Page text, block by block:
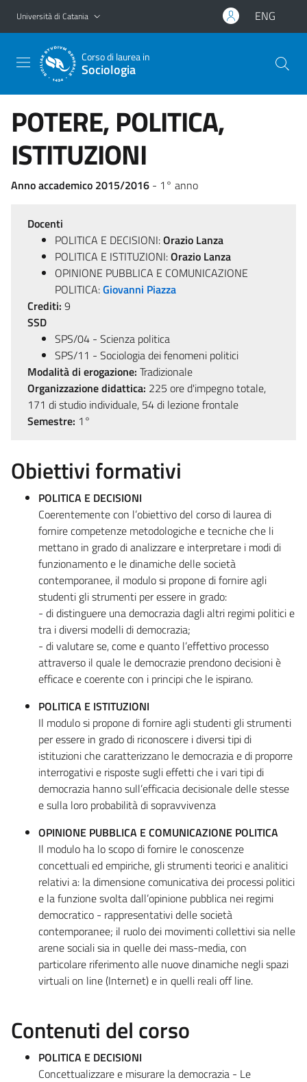
Vai al contenuto principale
Vai al menu di navigazione
Università di Catania ENG
Corso di laurea in
Sociologia
POTERE, POLITICA,
ISTITUZIONI
Anno accademico 2015/2016 - 1° anno
Docenti
POLITICA E DECISIONI:Orazio Lanza
POLITICA E ISTITUZIONI:Orazio Lanza
OPINIONE PUBBLICA E COMUNICAZIONE
POLITICA:Giovanni Piazza
Crediti: 9
SSD
SPS/04 - Scienza politica
SPS/11 - Sociologia dei fenomeni politici
Modalità di erogazione: Tradizionale
Organizzazione didattica: 225 ore d'impegno totale,
171 di studio individuale, 54 di lezione frontale
Semestre: 1°
Obiettivi formativi
POLITICA E DECISIONI
Coerentemente con l’obiettivo del corso di laurea di
fornire competenze metodologiche e tecniche che li
mettano in grado di analizzare e interpretare i modi di
funzionamento e le dinamiche delle società
contemporanee, il modulo si propone di fornire agli
studenti gli strumenti per essere in grado:
- di distinguere una democrazia dagli altri regimi politici e
tra i diversi modelli di democrazia;
- di valutare se, come e quanto l’effettivo processo
attraverso il quale le democrazie prendono decisioni è
efficace e coerente con i principi che le ispirano.
POLITICA E ISTITUZIONI
Il modulo si propone di fornire agli studenti gli strumenti
per essere in grado di riconoscere i diversi tipi di
istituzioni che caratterizzano le democrazia e di proporre
interrogativi e risposte sugli effetti che i vari tipi di
democrazia hanno sull’efficacia decisionale delle stesse
e sulla loro probabilità di sopravvivenza
OPINIONE PUBBLICA E COMUNICAZIONE POLITICA
Il modulo ha lo scopo di fornire le conoscenze
concettuali ed empiriche, gli strumenti teorici e analitici
relativi a: la dimensione comunicativa dei processi politici
e la funzione svolta dall’opinione pubblica nei regimi
democratico - rappresentativi delle società
contemporanee; il ruolo dei movimenti collettivi sia nelle
arene sociali sia in quelle dei mass-media, con
particolare riferimento alle nuove dinamiche negli spazi
virtuali on line (Internet) e in quelli reali off line.
Contenuti del corso
POLITICA E DECISIONI
Concettualizzare e misurare la democrazia - Le